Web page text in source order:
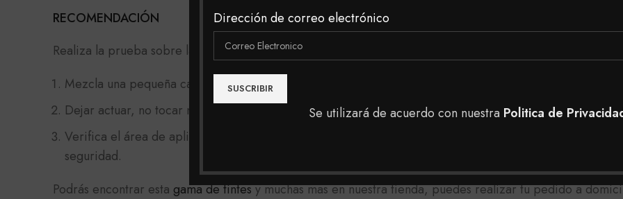
Dirección de correo electrónico
Se utilizará de acuerdo con nuestra Politica de
RECOMENDACIÓN
Realiza la prueba sobre la parte del pliegue del codo:
Mezcla una pequeña cantidad de tinte con una gota de crema Reveladora.
Dejar actuar, no tocar ni mojar la zona por 24 horas.
Verifica el área de aplicación. Si no aparece ninguna reacción desfavorable (irritación, hinchazón, ó
seguridad.
Podrás encontrar esta gama de tintesy muchas mas en nuestra tienda, puedes realizar tu pedido a